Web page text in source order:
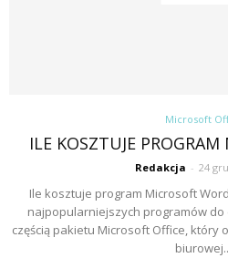
Microsoft
ILE KOSZTUJE
Redakcja - 24
Ile kosztuje program Microsoft
najpopularniejszych programów do
częścią pakietu Microsoft Office,